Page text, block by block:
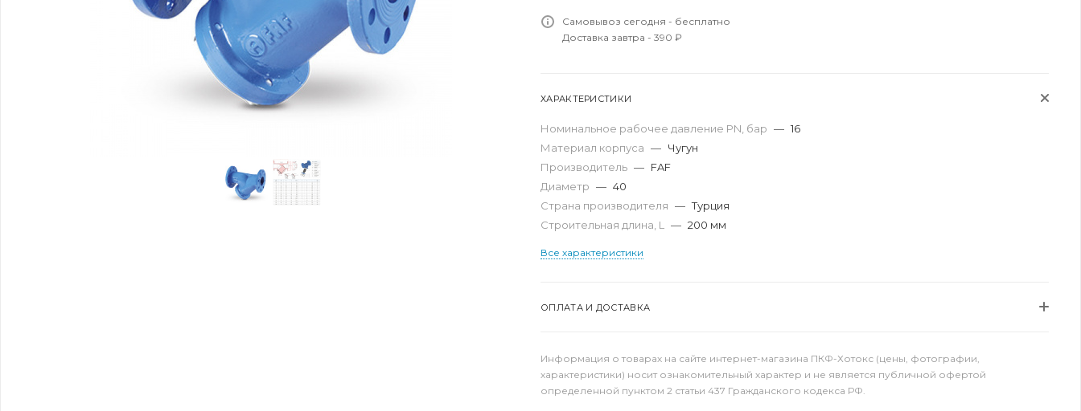
Самовывоз сегодня - бесплатно
Доставка завтра - 390 ₽
ХАРАКТЕРИСТИКИ
Номинальное рабочее давление PN, бар — 16
Материал корпуса — Чугун
Производитель — FAF
Диаметр — 40
Страна производителя — Турция
Строительная длина, L
— 200 мм
Все характеристики
ОПЛАТА И ДОСТАВКА
Информация о товарах на сайте интернет-магазина ПКФ-Хотокс (цены, фотографии,
характеристики) носит ознакомительный характер и не является публичной офертой
определенной пунктом 2 статьи 437 Гражданского кодекса РФ.